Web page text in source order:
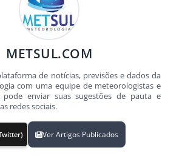
METSUL.COM
de notícias, previsões e dados da
com uma equipe de meteorologistas e
pode enviar suas sugestões de pauta e
redes sociais.
Ver Artigos Publicados